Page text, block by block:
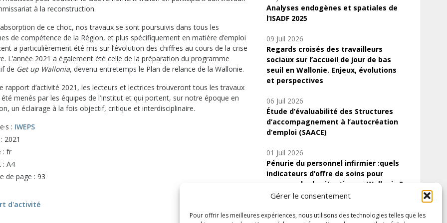
Gérer le consentement
Pour offrir les meilleures expériences, nous utilisons des technologies telles que les
à la reconstruction.
de ce choc, nos travaux se sont poursuivis dans tous les
de compétence de la Région, et plus spécifiquement en matière d’emploi
a particulièrement été mis sur l’évolution des chiffres au cours de la crise
L’année 2021 a également été celle de la préparation du programme
de Get up Wallonia, devenu entretemps le Plan de relance de la Wallonie.
rapport d’activité 2021, les lecteurs et lectrices trouveront tous les travaux
menés par les équipes de l’Institut et qui portent, sur notre époque en
un éclairage à la fois objectif, critique et interdisciplinaire.
: IWEPS
2021
: fr
: A4
de page : 93
d'activité
Analyses endogènes et spatiales de
l’ISADF 2025
09 Juil 2026
Regards croisés des travailleurs
sociaux sur l’accueil de jour de bas
seuil en Wallonie. Enjeux, évolutions
et perspectives
06 Juil 2026
Étude d’évaluabilité des Structures
d’accompagnement à l’autocréation
d’emploi (SAACE)
01 Juil 2026
Pénurie du personnel infirmier :quels
indicateurs d’offre de soins pour
comprendre la situation en Wallonie ?